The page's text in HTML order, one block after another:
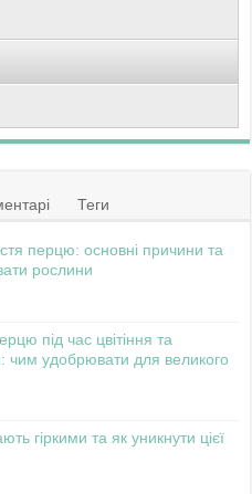
Теги
перцю: основні причини та
рослини
під час цвітіння та
чим удобрювати для великого
гіркими та як уникнути цієї